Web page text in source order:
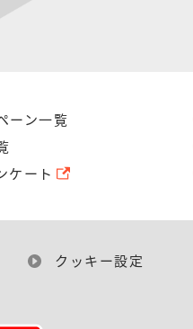
ーン一覧
ケート
クッキー設定